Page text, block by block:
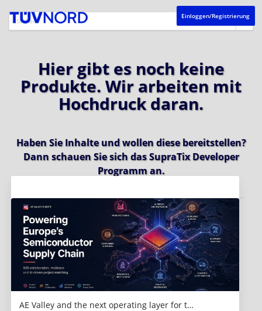
Einloggen/Registrierung
Hier gibt es noch keine
Produkte. Wir arbeiten mit
Hochdruck daran.
Haben Sie Inhalte und wollen diese bereitstellen?
Dann schauen Sie sich dasSupraTix Developer
Programman.
AE Valley and the next operating layer for t…